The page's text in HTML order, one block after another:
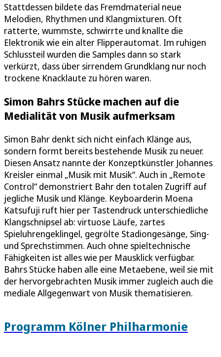
Stattdessen bildete das Fremdmaterial neue
Melodien, Rhythmen und Klangmixturen. Oft
ratterte, wummste, schwirrte und knallte die
Elektronik wie ein alter Flipperautomat. Im ruhigen
Schlussteil wurden die Samples dann so stark
verkürzt, dass über sirrendem Grundklang nur noch
trockene Knacklaute zu hören waren.
Simon Bahrs Stücke machen auf die
Medialität von Musik aufmerksam
Simon Bahr denkt sich nicht einfach Klänge aus,
sondern formt bereits bestehende Musik zu neuer.
Diesen Ansatz nannte der Konzeptkünstler Johannes
Kreisler einmal „Musik mit Musik“. Auch in „Remote
Control“ demonstriert Bahr den totalen Zugriff auf
jegliche Musik und Klänge. Keyboarderin Moena
Katsufuji ruft hier per Tastendruck unterschiedliche
Klangschnipsel ab: virtuose Läufe, zartes
Spieluhrengeklingel, gegrölte Stadiongesänge, Sing-
und Sprechstimmen. Auch ohne spieltechnische
Fähigkeiten ist alles wie per Mausklick verfügbar.
Bahrs Stücke haben alle eine Metaebene, weil sie mit
der hervorgebrachten Musik immer zugleich auch die
mediale Allgegenwart von Musik thematisieren.
Programm Kölner Philharmonie